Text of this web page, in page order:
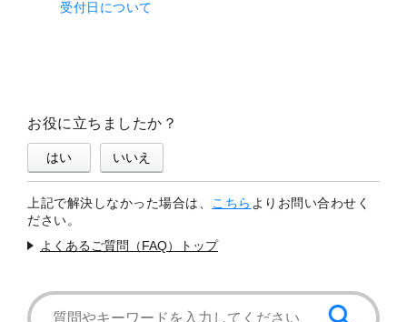
受付日について
お役に立ちましたか？
はい いいえ
上記で解決しなかった場合は、 こちら よりお問い合わせく
ださい。
よくあるご質問（FAQ）トップ